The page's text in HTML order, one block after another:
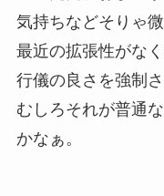
気持ちなどそりゃ
最近の拡張性がな
行儀の良さを強制
むしろそれが普通
かなぁ。